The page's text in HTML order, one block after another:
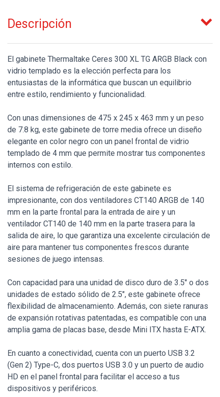
Descripción
El gabinete Thermaltake Ceres 300 XL TG ARGB Black con
vidrio templado es la elección perfecta para los
entusiastas de la informática que buscan un equilibrio
entre estilo, rendimiento y funcionalidad.
Con unas dimensiones de 475 x 245 x 463 mm y un peso
de 7.8 kg, este gabinete de torre media ofrece un diseño
elegante en color negro con un panel frontal de vidrio
templado de 4 mm que permite mostrar tus componentes
internos con estilo.
El sistema de refrigeración de este gabinete es
impresionante, con dos ventiladores CT140 ARGB de 140
mm en la parte frontal para la entrada de aire y un
ventilador CT140 de 140 mm en la parte trasera para la
salida de aire, lo que garantiza una excelente circulación de
aire para mantener tus componentes frescos durante
sesiones de juego intensas.
Con capacidad para una unidad de disco duro de 3.5" o dos
unidades de estado sólido de 2.5", este gabinete ofrece
flexibilidad de almacenamiento. Además, con siete ranuras
de expansión rotativas patentadas, es compatible con una
amplia gama de placas base, desde Mini ITX hasta E-ATX.
En cuanto a conectividad, cuenta con un puerto USB 3.2
(Gen 2) Type-C, dos puertos USB 3.0 y un puerto de audio
HD en el panel frontal para facilitar el acceso a tus
dispositivos y periféricos.